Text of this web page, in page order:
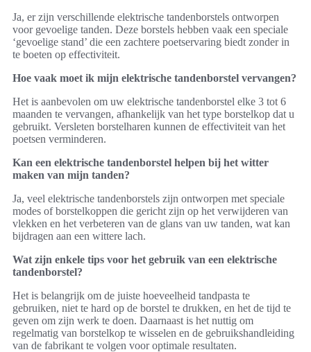
Ja, er zijn verschillende elektrische tandenborstels ontworpen
voor gevoelige tanden. Deze borstels hebben vaak een speciale
‘gevoelige stand’ die een zachtere poetservaring biedt zonder in
te boeten op effectiviteit.
Hoe vaak moet ik mijn elektrische tandenborstel vervangen?
Het is aanbevolen om uw elektrische tandenborstel elke 3 tot 6
maanden te vervangen, afhankelijk van het type borstelkop dat u
gebruikt. Versleten borstelharen kunnen de effectiviteit van het
poetsen verminderen.
Kan een elektrische tandenborstel helpen bij het witter
maken van mijn tanden?
Ja, veel elektrische tandenborstels zijn ontworpen met speciale
modes of borstelkoppen die gericht zijn op het verwijderen van
vlekken en het verbeteren van de glans van uw tanden, wat kan
bijdragen aan een wittere lach.
Wat zijn enkele tips voor het gebruik van een elektrische
tandenborstel?
Het is belangrijk om de juiste hoeveelheid tandpasta te
gebruiken, niet te hard op de borstel te drukken, en het de tijd te
geven om zijn werk te doen. Daarnaast is het nuttig om
regelmatig van borstelkop te wisselen en de gebruikshandleiding
van de fabrikant te volgen voor optimale resultaten.